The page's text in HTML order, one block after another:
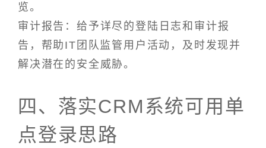
览。
审计报告：给予详尽的登陆日志和审计报
告，帮助IT团队监管用户活动，及时发现并
解决潜在的安全威胁。
四、落实CRM系统可用单
点登录思路